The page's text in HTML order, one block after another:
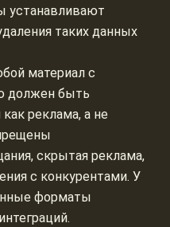
устанавливают
таких данных
материал с
должен быть
реклама, а не
скрытая реклама,
с конкурентами. У
форматы